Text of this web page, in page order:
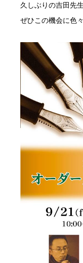
久しぶりの吉田先
ぜひこの機会に色